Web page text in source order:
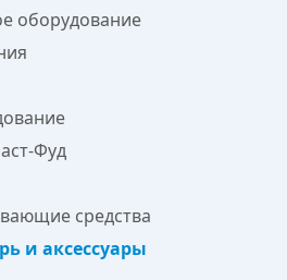
оборудование
Фуд
средства
и аксессуары